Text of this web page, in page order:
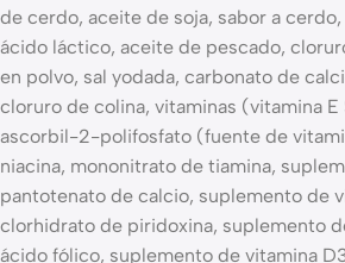
de cerdo, aceite de soja, sabor a
ácido láctico, aceite de pescado,
en polvo, sal yodada, carbonato de
cloruro de colina, vitaminas (vitamina
ascorbil-2-polifosfato (fuente de
niacina, mononitrato de tiamina,
pantotenato de calcio, suplemento de
clorhidrato de piridoxina, suplemento
ácido fólico, suplemento de vitamina